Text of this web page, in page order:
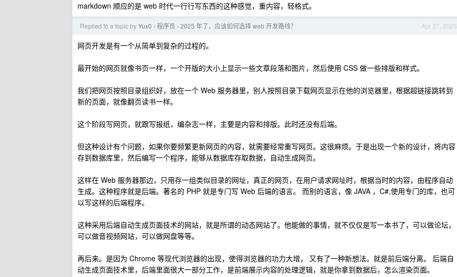
markdown 顺应的是 web 时代一行行写东西的这种感觉，重内容，轻格式。
Apr 27, 2025
Replied to a topic byYux0 › 程序员 › 2025 年了，应该如何选择 web 开发路线？
网页开发是有一个从简单到复杂的过程的。
最开始的网页就像书页一样，一个开版的大小上显示一些文章段落和图片，然后使用 CSS 做一些排版和样式。
我们把网页按照目录组织好，放在一个 Web 服务器里，别人按照目录下载网页显示在他的浏览器里，根据超链接跳转到
新的页面，就像翻页读书一样。
这个阶段写网页，就跟写报纸，编杂志一样，主要是内容和排版。此时还没有后端。
但这种设计有个问题，如果你要频繁更新网页的内容，就需要经常重写网页。这很麻烦。于是出现一个新的设计，将内容
存到数据库里，然后编写一个程序，能够从数据库存取数据，自动生成网页。
这样在 Web 服务器那边，只用存一组类似目录的网址，真正的网页，在用户请求网址时，根据当时的内容，由程序自动
生成。这种程序就是后端。著名的 PHP 就是专门写 Web 后端的语言。 而别的语言，像 JAVA ，C#,使用专门的库，也可
以写这样的后端程序。
这种采用后端自动生成页面技术的网站，就是所谓的动态网站了。他能做的事情，就不仅仅是写一本书了，可以做论坛，
可以做音视频网站，可以做网盘等等。
再后来。是因为 Chrome 等现代浏览器的出现，使得浏览器的功力大增， 又有了一种新想法。就是前后端分离。 后端自
动生成页面技术里，后端里面很大一部分工作，是前端展示内容的处理逻辑，就是你拿到数据后，怎么渲染页面。